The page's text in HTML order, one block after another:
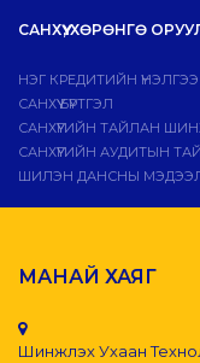
САНХҮҮ, ХӨРӨНГӨ
НЭГ КРЕДИТИЙН ҮНЭЛГЭЭ
САНХҮҮ БҮРТГЭЛ
САНХҮҮГИЙН ТАЙЛАН
САНХҮҮГИЙН АУДИТЫН
ШИЛЭН ДАНСНЫ
МАНАЙ ХАЯГ
Шинжлэх Ухаан